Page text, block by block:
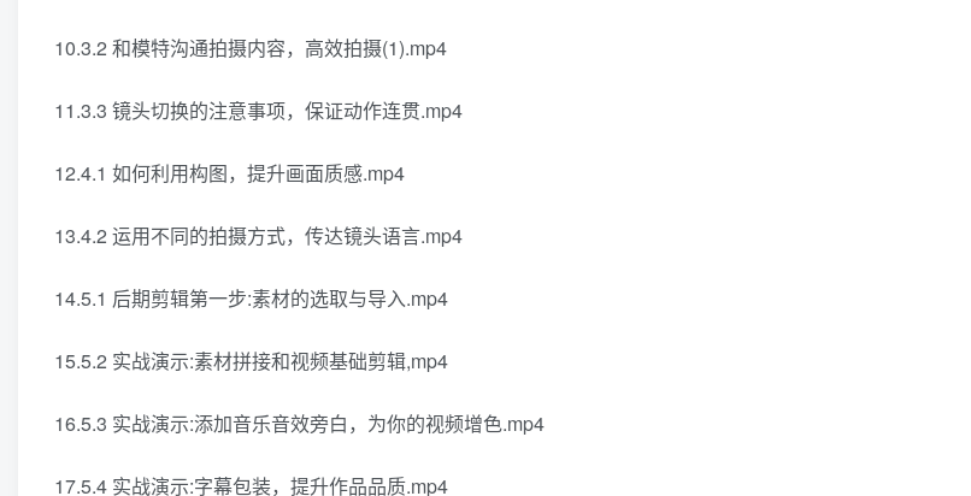
10.3.2 和模特沟通拍摄内容，高效拍摄(1).mp4
11.3.3 镜头切换的注意事项，保证动作连贯.mp4
12.4.1 如何利用构图，提升画面质感.mp4
13.4.2 运用不同的拍摄方式，传达镜头语言.mp4
14.5.1 后期剪辑第一步:素材的选取与导入.mp4
15.5.2 实战演示:素材拼接和视频基础剪辑,mp4
16.5.3 实战演示:添加音乐音效旁白，为你的视频增色.mp4
17.5.4 实战演示:字幕包装，提升作品品质.mp4